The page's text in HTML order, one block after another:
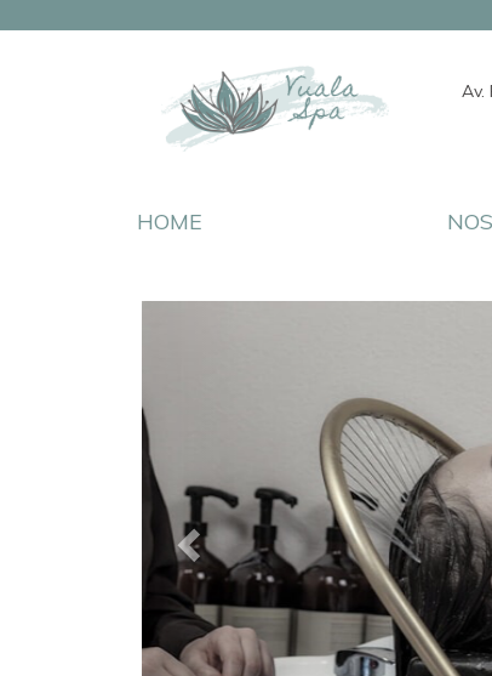
Av.
HOME